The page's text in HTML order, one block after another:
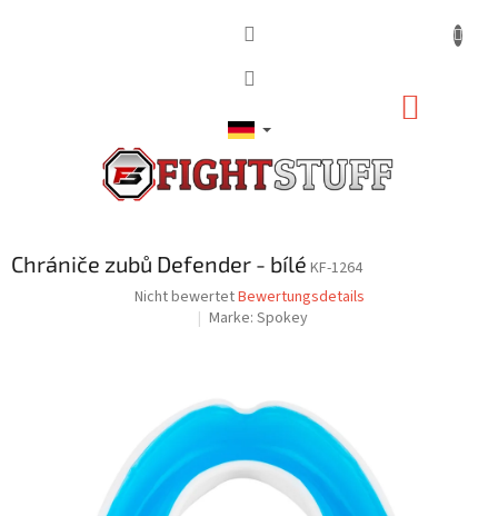
Chrániče zubů Defender - bílé KF-1264
Die
durchschnittliche
Sternen.
Nicht bewertetBewertungsdetails
Marke: Spokey